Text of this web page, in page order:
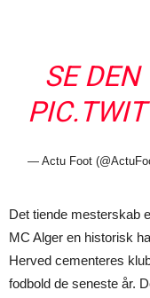
SE DEN
— Actu Foot
Det tiende mesterskab
MC Alger en historisk
Herved cementeres
fodbold de seneste år.